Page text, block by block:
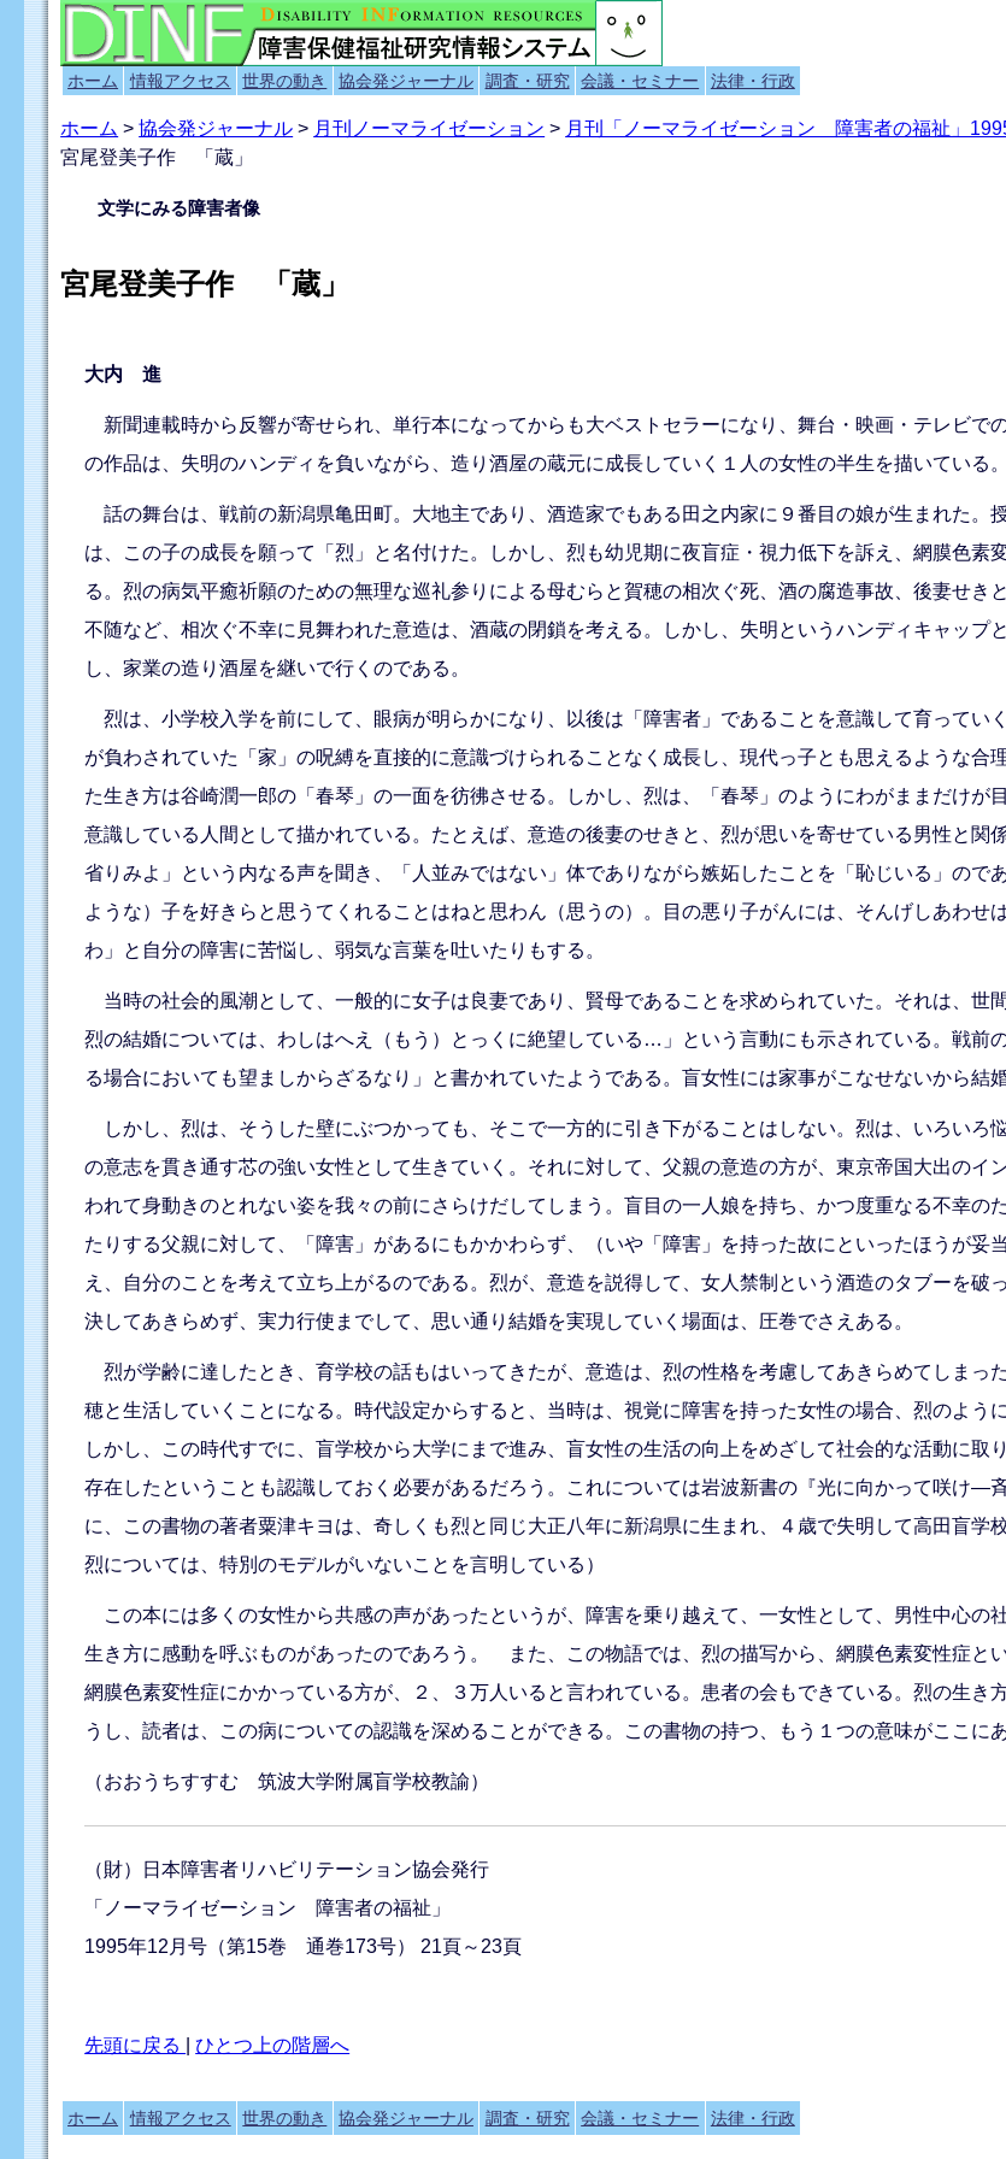
ホーム 情報アクセス 世界の動き 協会発ジャーナル 調査・研究 会議・セミナー 法律・行政
ホーム >協会発ジャーナル > 月刊ノーマライゼーション > 月刊「ノーマライゼーション 障害者の福祉」
宮尾登美子作 「蔵」
文学にみる障害者像
宮尾登美子作 「蔵」
大内 進
新聞連載時から反響が寄せられ、単行本になってからも大ベストセラーになり、舞台・映画・テレビで
の作品は、失明のハンディを負いながら、造り酒屋の蔵元に成長していく１人の女性の半生を描いている。
話の舞台は、戦前の新潟県亀田町。大地主であり、酒造家でもある田之内家に９番目の娘が生まれた。
は、この子の成長を願って「烈」と名付けた。しかし、烈も幼児期に夜盲症・視力低下を訴え、網膜色素
る。烈の病気平癒祈願のための無理な巡礼参りによる母むらと賀穂の相次ぐ死、酒の腐造事故、後妻せ
不随など、相次ぐ不幸に見舞われた意造は、酒蔵の閉鎖を考える。しかし、失明というハンディキャップ
し、家業の造り酒屋を継いで行くのである。
烈は、小学校入学を前にして、眼病が明らかになり、以後は「障害者」であることを意識して育ってい
が負わされていた「家」の呪縛を直接的に意識づけられることなく成長し、現代っ子とも思えるような合
た生き方は谷崎潤一郎の「春琴」の一面を彷彿させる。しかし、烈は、「春琴」のようにわがままだけが
意識している人間として描かれている。たとえば、意造の後妻のせきと、烈が思いを寄せている男性と関
省りみよ」という内なる声を聞き、「人並みではない」体でありながら嫉妬したことを「恥じいる」ので
ような）子を好きらと思うてくれることはねと思わん（思うの）。目の悪り子がんには、そんげしあわせ
わ」と自分の障害に苦悩し、弱気な言葉を吐いたりもする。
当時の社会的風潮として、一般的に女子は良妻であり、賢母であることを求められていた。それは、世
烈の結婚については、わしはへえ（もう）とっくに絶望している…」という言動にも示されている。戦前
る場合においても望ましからざるなり」と書かれていたようである。盲女性には家事がこなせないから結
しかし、烈は、そうした壁にぶつかっても、そこで一方的に引き下がることはしない。烈は、いろいろ
の意志を貫き通す芯の強い女性として生きていく。それに対して、父親の意造の方が、東京帝国大出のイ
われて身動きのとれない姿を我々の前にさらけだしてしまう。盲目の一人娘を持ち、かつ度重なる不幸の
たりする父親に対して、「障害」があるにもかかわらず、（いや「障害」を持った故にといったほうが妥
え、自分のことを考えて立ち上がるのである。烈が、意造を説得して、女人禁制という酒造のタブーを破
決してあきらめず、実力行使までして、思い通り結婚を実現していく場面は、圧巻でさえある。
烈が学齢に達したとき、育学校の話もはいってきたが、意造は、烈の性格を考慮してあきらめてしまっ
穂と生活していくことになる。時代設定からすると、当時は、視覚に障害を持った女性の場合、烈のよう
しかし、この時代すでに、盲学校から大学にまで進み、盲女性の生活の向上をめざして社会的な活動に
存在したということも認識しておく必要があるだろう。これについては岩波新書の『光に向かって咲け
に、この書物の著者粟津キヨは、奇しくも烈と同じ大正八年に新潟県に生まれ、４歳で失明して高田盲学
烈については、特別のモデルがいないことを言明している）
この本には多くの女性から共感の声があったというが、障害を乗り越えて、一女性として、男性中心の
生き方に感動を呼ぶものがあったのであろう。 また、この物語では、烈の描写から、網膜色素変性症と
網膜色素変性症にかかっている方が、２、３万人いると言われている。患者の会もできている。烈の生き
うし、読者は、この病についての認識を深めることができる。この書物の持つ、もう１つの意味がここに
（おおうちすすむ 筑波大学附属盲学校教諭）
（財）日本障害者リハビリテーション協会発行
「ノーマライゼーション 障害者の福祉」
1995年12月号（第15巻 通巻173号） 21頁～23頁
先頭に戻る |ひとつ上の階層へ
ホーム 情報アクセス 世界の動き 協会発ジャーナル 調査・研究 会議・セミナー 法律・行政